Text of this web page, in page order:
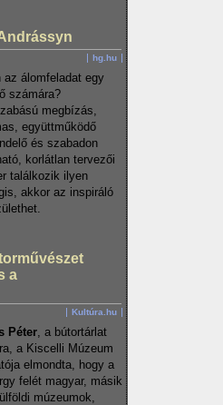
hg.hu
az álomfeladat egy
számára?
megbízás,
együttműködő
és szabadon
korlátlan tervezői
találkozik ilyen
akkor az inspiráló
a
Kultúra.hu
Péter , a bútortárlat
a Kiscelli Múzeum
elmondta, hogy a
felét magyar, másik
múzeumok,